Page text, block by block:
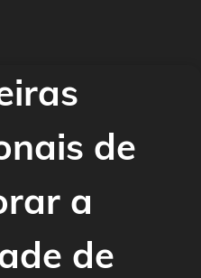
de
a
de